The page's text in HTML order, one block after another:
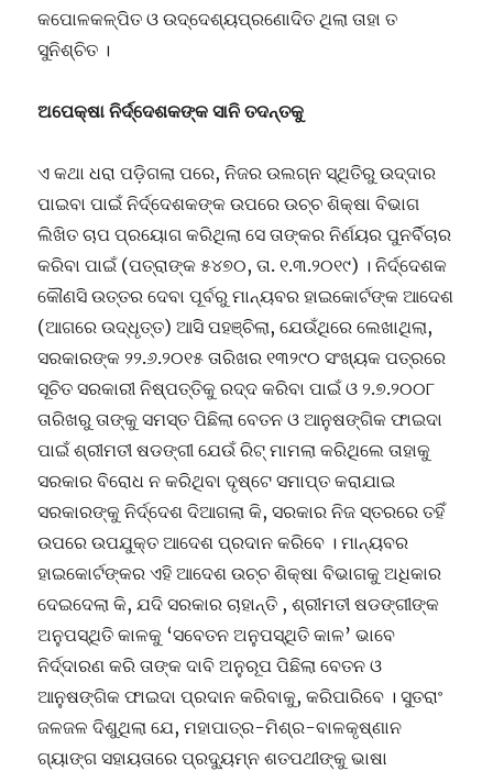
କପୋଳକଳ୍ପିତ ଓ ଉଦ୍ଦେଶ୍ୟପ୍ରଣୋଦିତ ଥିଲା ତାହା ତ
ସୁନିଶ୍ଚିତ ।
ଅପେକ୍ଷା ନିର୍ଦ୍ଦେଶକଙ୍କ ସାନି ତଦନ୍ତକୁ
ଏ କଥା ଧରା ପଡ଼ିଗଲା ପରେ, ନିଜର ଉଲଗ୍ନ ସ୍ଥିତିରୁ ଉଦ୍ଦାର
ପାଇବା ପାଇଁ ନିର୍ଦ୍ଦେଶକଙ୍କ ଉପରେ ଉଚ୍ଚ ଶିକ୍ଷା ବିଭାଗ
ଲିଖିତ ଚାପ ପ୍ରୟୋଗ କରିଥିଲା ସେ ତାଙ୍କର ନିର୍ଣୟର ପୁନର୍ବିଚାର
କରିବା ପାଇଁ (ପତ୍ରାଙ୍କ ୫୪୭୦, ତା. ୧.୩.୨୦୧୯) । ନିର୍ଦ୍ଦେଶକ
କୌଣସି ଉତ୍ତର ଦେବା ପୂର୍ବରୁ ମାନ୍ୟବର ହାଇକୋର୍ଟଙ୍କ ଆଦେଶ
(ଆଗରେ ଉଦ୍ଧୃତ୍ତ) ଆସି ପହଞ୍ଚିଲା, ଯେଉଁଥିରେ ଲେଖାଥିଲା,
ସରକାରଙ୍କ ୨୨.୬.୨୦୧୫ ତାରିଖର ୧୩୨୯୦ ସଂଖ୍ୟକ ପତ୍ରରେ
ସୂଚିତ ସରକାରୀ ନିଷ୍ପତ୍ତିକୁ ରଦ୍ଦ କରିବା ପାଇଁ ଓ ୨.୭.୨୦୦୮
ତାରିଖରୁ ତାଙ୍କୁ ସମସ୍ତ ପିଛିଲା ବେତନ ଓ ଆନୁଷଙ୍ଗିକ ଫାଇଦା
ପାଇଁ ଶ୍ରୀମତୀ ଷଡଙ୍ଗୀ ଯେଉଁ ରିଟ୍ ମାମଲା କରିଥିଲେ ତାହାକୁ
ସରକାର ବିରୋଧ ନ କରିଥିବା ଦୃଷ୍ଟେ ସମାପ୍ତ କରାଯାଇ
ସରକାରଙ୍କୁ ନିର୍ଦ୍ଦେଶ ଦିଆଗଲା କି, ସରକାର ନିଜ ସ୍ତରରେ ତହିଁ
ଉପରେ ଉପଯୁକ୍ତ ଆଦେଶ ପ୍ରଦାନ କରିବେ । ମାନ୍ୟବର
ହାଇକୋର୍ଟଙ୍କର ଏହି ଆଦେଶ ଉଚ୍ଚ ଶିକ୍ଷା ବିଭାଗକୁ ଅଧିକାର
ଦେଇଦେଲା କି, ଯଦି ସରକାର ଚାହାନ୍ତି , ଶ୍ରୀମତୀ ଷଡଙ୍ଗୀଙ୍କ
ଅନୁପସ୍ଥିତି କାଳକୁ ‘ସବେତନ ଅନୁପସ୍ଥିତି କାଳ’ ଭାବେ
ନିର୍ଦ୍ଦାରଣ କରି ତାଙ୍କ ଦାବି ଅନୁରୂପ ପିଛିଲା ବେତନ ଓ
ଆନୁଷଙ୍ଗିକ ଫାଇଦା ପ୍ରଦାନ କରିବାକୁ, କରିପାରିବେ । ସୁତରାଂ
ଜଳଜଳ ଦିଶୁଥିଲା ଯେ, ମହାପାତ୍ର-ମିଶ୍ର-ବାଳକୃଷ୍ଣାନ
ଗ୍ୟାଙ୍ଗ ସହାୟତାରେ ପ୍ରଦ୍ୟୁମ୍ନ ଶତପଥୀଙ୍କୁ ଭାଷା